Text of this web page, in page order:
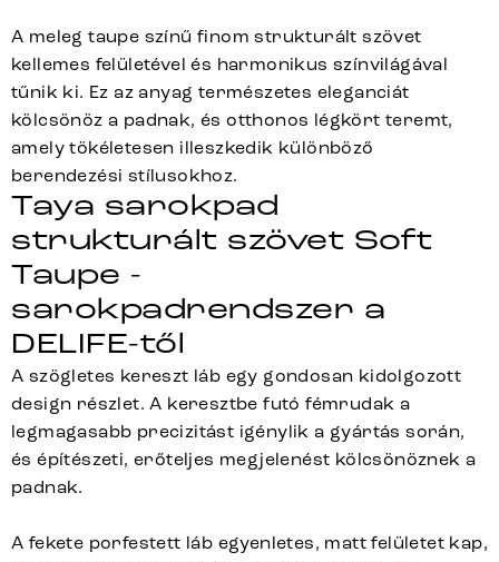
A meleg taupe színű finom strukturált szövet
kellemes felületével és harmonikus színvilágával
tűnik ki. Ez az anyag természetes eleganciát
kölcsönöz a padnak, és otthonos légkört teremt,
amely tökéletesen illeszkedik különböző
berendezési stílusokhoz.
Taya sarokpad
strukturált szövet Soft
Taupe -
sarokpadrendszer a
DELIFE-től
A szögletes kereszt láb egy gondosan kidolgozott
design részlet. A keresztbe futó fémrudak a
legmagasabb precizitást igénylik a gyártás során,
és építészeti, erőteljes megjelenést kölcsönöznek a
padnak.
A fekete porfestett láb egyenletes, matt felületet kap,